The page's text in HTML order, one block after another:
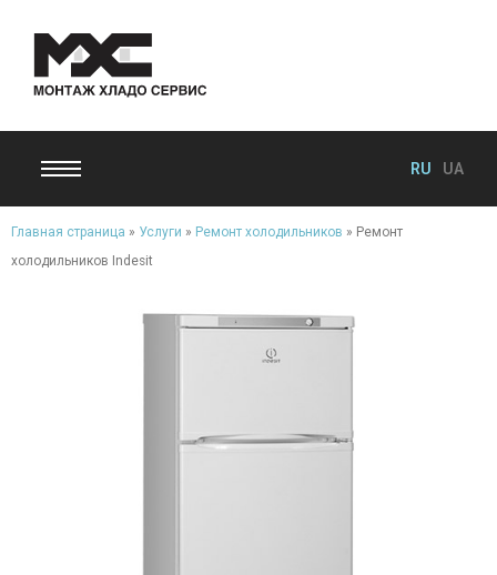
RU UA
Главная страница » Услуги » Ремонт холодильников » Ремонт
холодильников Indesit